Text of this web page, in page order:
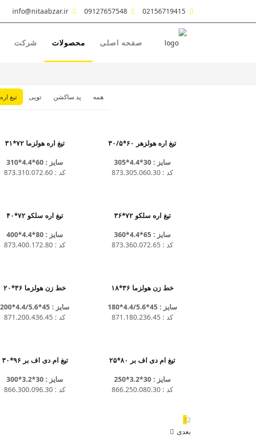
02156719415
09127657548
info@nitaabzar.ir
صفحه اصلی محصولات شرکت
همه پد ساکشن توپی تیغ اره
تیغ اره هولزهر ۶۰*۳۰/۵
سایز : 30*4.4*305
کد : 873.305.060.30
تیغ اره هولزما ۷۲*۳۱
سایز : 60*4.4*310
کد : 873.310.072.60
تیغ اره سلکو ۷۲*۳۶
سایز : 65*4.4*360
کد : 873.360.072.65
تیغ اره سلکو ۷۲*۴۰
سایز : 80*4.4*400
کد : 873.400.172.80
خط زن هولزما ۳۶*۱۸
سایز : 45*4.4/5.6*180
کد : 871.180.236.45
خط زن هولزما ۳۶*۲۰
سایز : 45*4.4/5.6*200
کد : 871.200.436.45
تیغ ام دی اف بر ۸۰*۲۵
سایز : 30*3.2*250
کد : 866.250.080.30
تیغ ام دی اف بر ۹۶*۳۰
سایز : 30*3.2*300
کد : 866.300.096.30
12
بعدی